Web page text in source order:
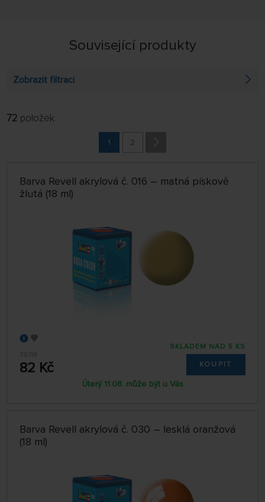
Související produkty
Zobrazit filtraci
FILTROVAT:
72 položek
1 2
Barva Revell akrylová č. 016 – matná pískově
žlutá (18 ml)
36116
82 Kč
SKLADEM NAD 5 KS
KOUPIT
Úterý 11.08. může být u Vás
Barva Revell akrylová č. 030 – lesklá oranžová
(18 ml)